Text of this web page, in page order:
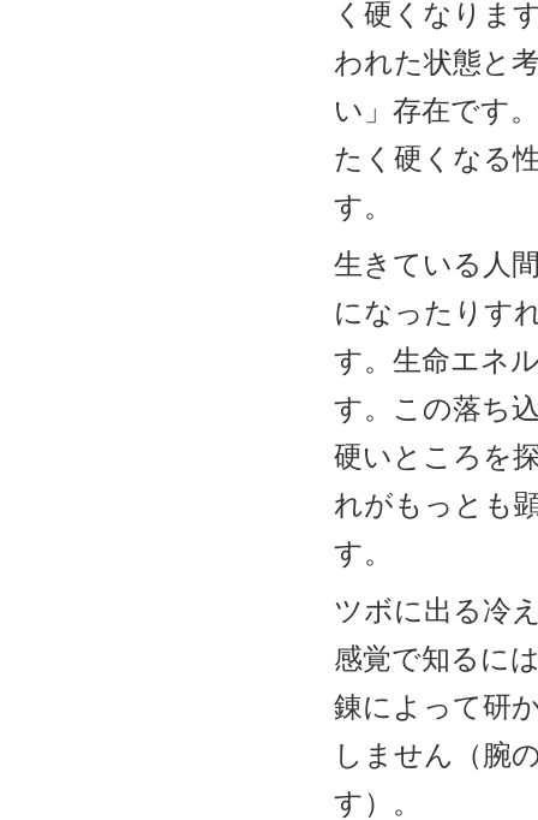
く硬くなりま
われた状態と
い」存在です
たく硬くなる
す。
生きている人
になったりす
す。生命エネ
す。この落ち
硬いところを
れがもっとも
す。
ツボに出る冷
感覚で知るに
錬によって研
しません（腕
す）。